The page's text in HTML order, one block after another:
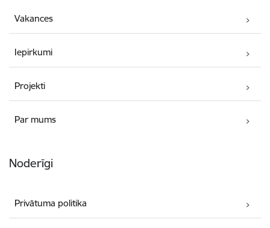
Vakances
Iepirkumi
Projekti
Par mums
Noderīgi
Privātuma politika